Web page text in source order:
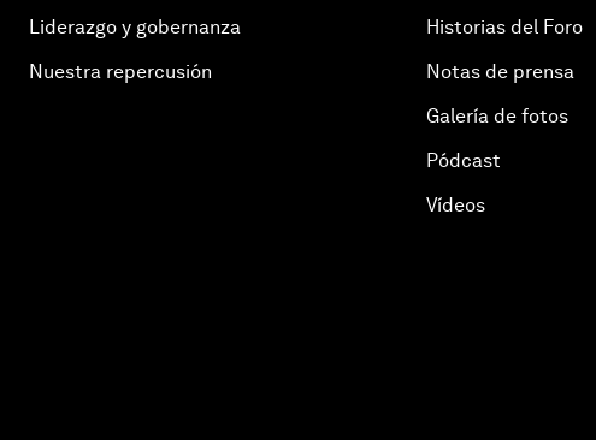
Liderazgo y gobernanza
Nuestra repercusión
Historias del Foro
Notas de prensa
Galería de fotos
Pódcast
Vídeos